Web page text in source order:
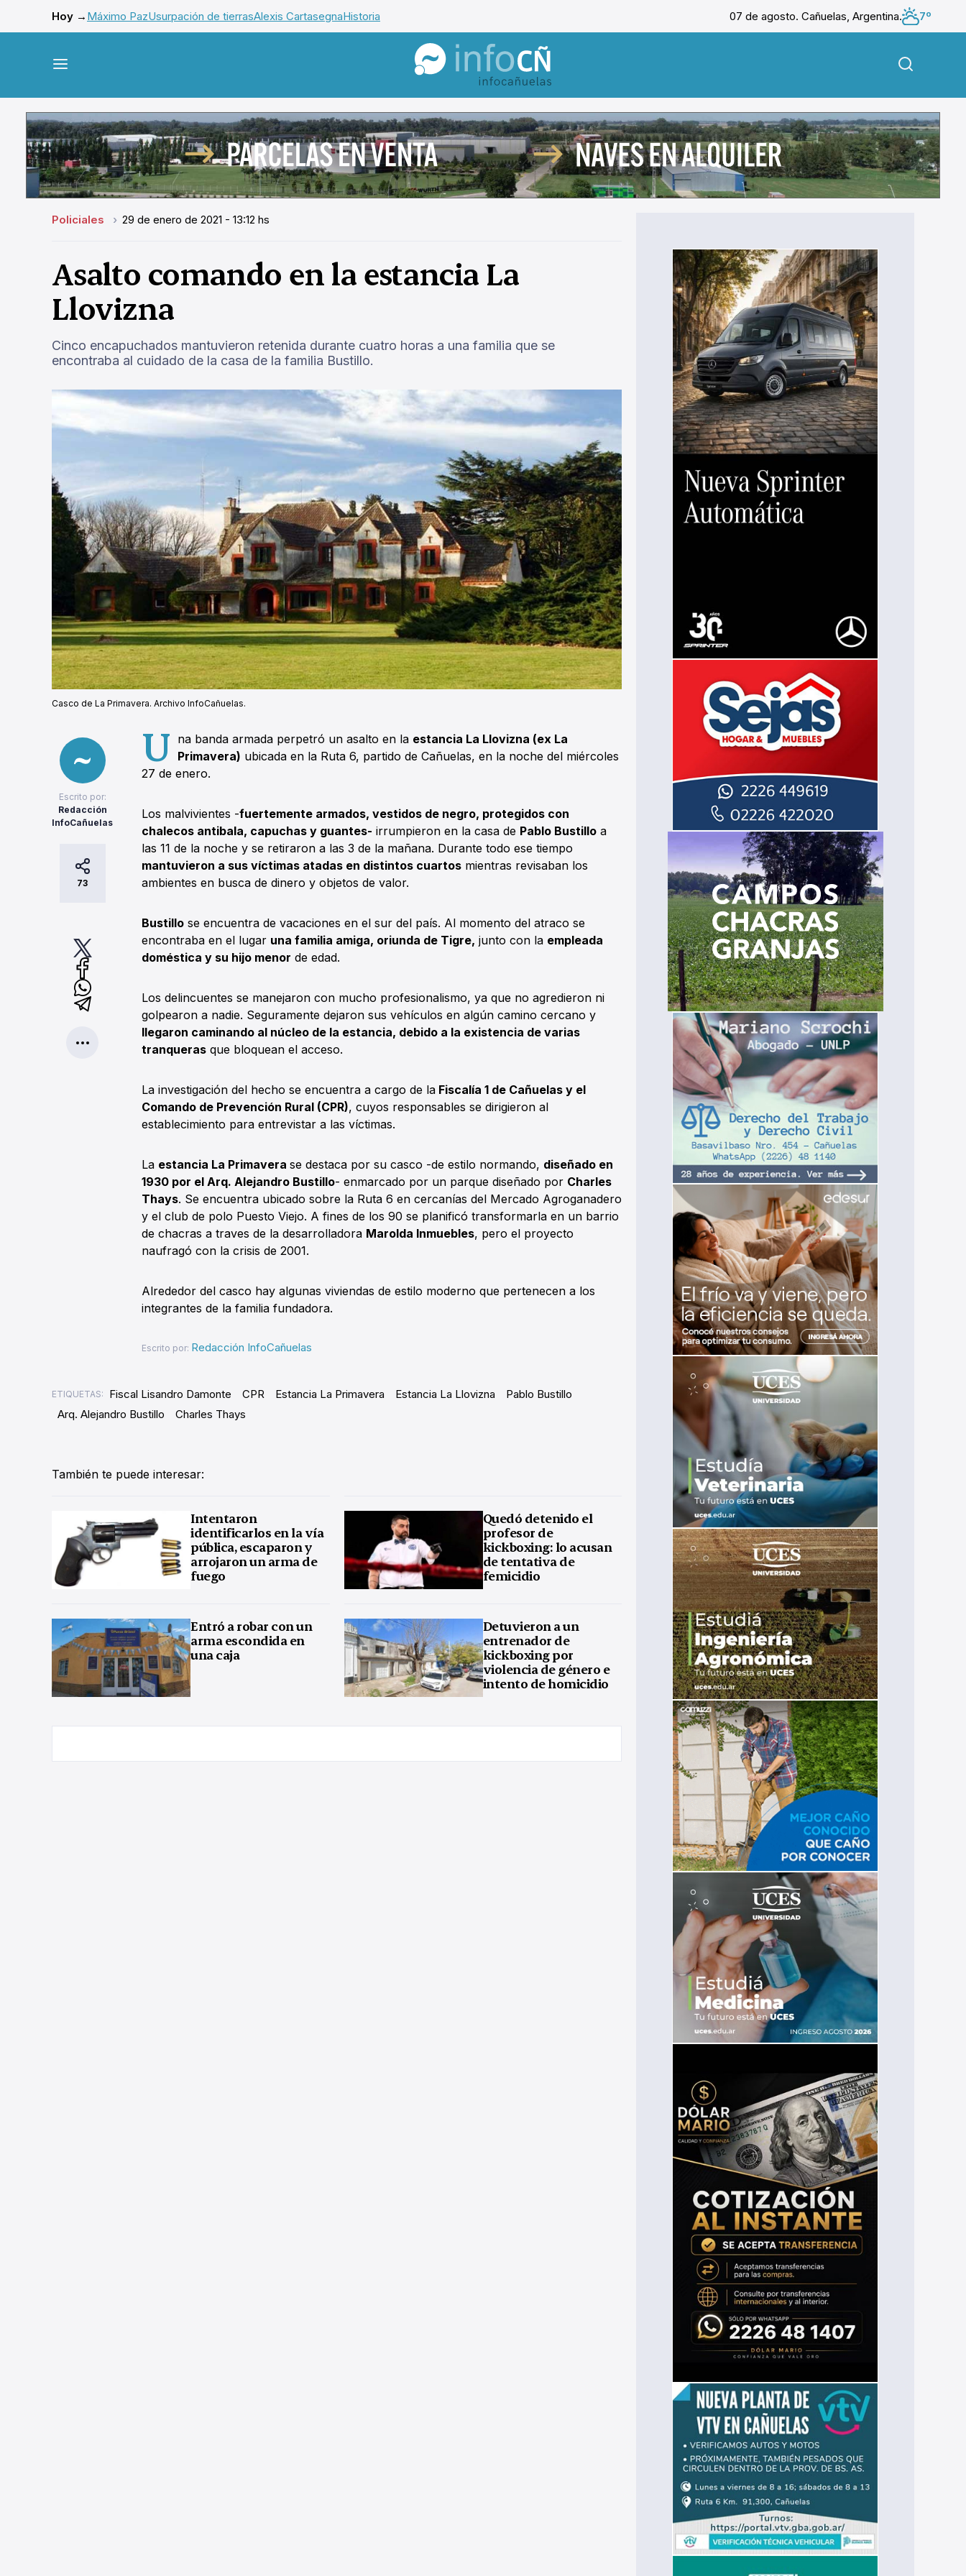
Hoy → Máximo PazUsurpación de tierrasAlexis CartasegnaHistoria 07 de agosto. Cañuelas, Argentina.
7º
InfoCañuelas
Policiales 29 de enero de 2021 - 13:12 hs
Asalto comando en la estancia La
Llovizna
Cinco encapuchados mantuvieron retenida durante cuatro horas a una familia que se
encontraba al cuidado de la casa de la familia Bustillo.
Casco de La Primavera. Archivo InfoCañuelas.
Escrito por:
Redacción
InfoCañuelas
73
U na banda armada perpetró un asalto en la estancia La Llovizna (ex La
Primavera) ubicada en la Ruta 6, partido de Cañuelas, en la noche del miércoles
27 de enero.
Los malvivientes -fuertemente armados, vestidos de negro, protegidos con
chalecos antibala, capuchas y guantes- irrumpieron en la casa de Pablo Bustillo a
las 11 de la noche y se retiraron a las 3 de la mañana. Durante todo ese tiempo
mantuvieron a sus víctimas atadas en distintos cuartos mientras revisaban los
ambientes en busca de dinero y objetos de valor.
Bustillo se encuentra de vacaciones en el sur del país. Al momento del atraco se
encontraba en el lugar una familia amiga, oriunda de Tigre, junto con la empleada
doméstica y su hijo menor de edad.
Los delincuentes se manejaron con mucho profesionalismo, ya que no agredieron ni
golpearon a nadie. Seguramente dejaron sus vehículos en algún camino cercano y
llegaron caminando al núcleo de la estancia, debido a la existencia de varias
tranqueras que bloquean el acceso.
La investigación del hecho se encuentra a cargo de la Fiscalía 1 de Cañuelas y el
Comando de Prevención Rural (CPR), cuyos responsables se dirigieron al
establecimiento para entrevistar a las víctimas.
La estancia La Primavera se destaca por su casco -de estilo normando, diseñado en
1930 por el Arq. Alejandro Bustillo- enmarcado por un parque diseñado por Charles
Thays. Se encuentra ubicado sobre la Ruta 6 en cercanías del Mercado Agroganadero
y el club de polo Puesto Viejo. A fines de los 90 se planificó transformarla en un barrio
de chacras a traves de la desarrolladora Marolda Inmuebles, pero el proyecto
naufragó con la crisis de 2001.
Alrededor del casco hay algunas viviendas de estilo moderno que pertenecen a los
integrantes de la familia fundadora.
Escrito por: Redacción InfoCañuelas
ETIQUETAS: Fiscal Lisandro Damonte CPR Estancia La Primavera Estancia La Llovizna
Pablo Bustillo
Arq. Alejandro Bustillo
Charles Thays
También te puede interesar:
Intentaron
identificarlos en la vía
pública, escaparon y
arrojaron un arma de
fuego
Quedó detenido el
profesor de
kickboxing: lo acusan
de tentativa de
femicidio
Entró a robar con un
arma escondida en
una caja
Detuvieron a un
entrenador de
kickboxing por
violencia de género e
intento de homicidio